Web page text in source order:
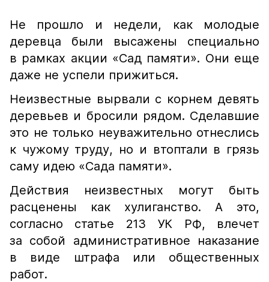
Не прошло и недели, как молодые
деревца были высажены специально
в рамках акции «Сад памяти». Они еще
даже не успели прижиться.
Неизвестные вырвали с корнем девять
деревьев и бросили рядом. Сделавшие
это не только неуважительно отнеслись
к чужому труду, но и втоптали в грязь
саму идею «Сада памяти».
Действия неизвестных могут быть
расценены как хулиганство. А это,
согласно статье 213 УК РФ, влечет
за собой административное наказание
в виде штрафа или общественных
работ.